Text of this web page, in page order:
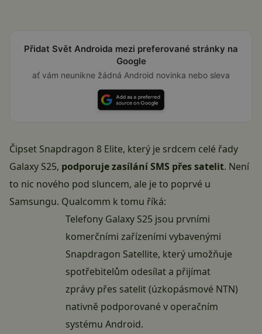
Přidat Svět Androida mezi preferované stránky na
Google
ať vám neunikne žádná Android novinka nebo sleva
Čipset Snapdragon 8 Elite, který je srdcem celé řady
Galaxy S25, podporuje zasílání SMS přes satelit. Není
to nic nového pod sluncem, ale je to poprvé u
Samsungu. Qualcomm k tomu říká:
Telefony Galaxy S25 jsou prvními
komerčními zařízeními vybavenými
Snapdragon Satellite, který umožňuje
spotřebitelům odesílat a přijímat
zprávy přes satelit (úzkopásmové NTN)
nativně podporované v operačním
systému Android.